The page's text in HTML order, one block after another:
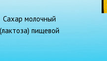
Сахар молочный
(лактоза) пищевой